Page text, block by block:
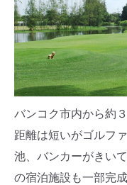
バンコク市内から約
距離は短いがゴルフ
池、バンカーがきい
の宿泊施設も一部完